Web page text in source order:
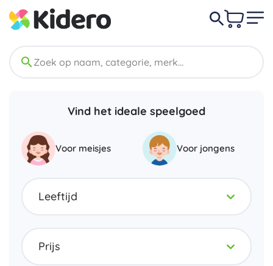
Vind het ideale speelgoed
Voor meisjes Voor jongens
Leeftijd
Prijs